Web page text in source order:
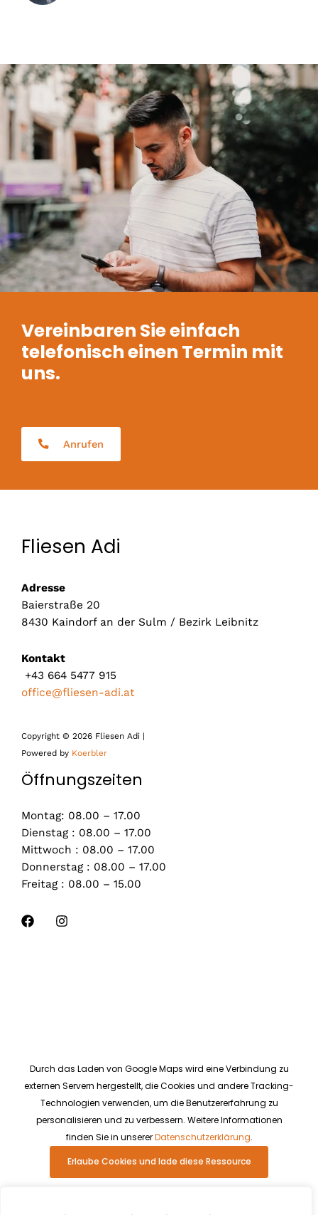
Vereinbaren Sie einfach
telefonisch einen Termin mit
uns.
Anrufen
Fliesen Adi
Adresse
Baierstraße 20
8430 Kaindorf an der Sulm / Bezirk Leibnitz
Kontakt
+43 664 5477 915
office@fliesen-adi.at
Copyright © 2026 Fliesen Adi |
Powered by Koerbler
Öffnungszeiten
Montag: 08.00 – 17.00
Dienstag : 08.00 – 17.00
Mittwoch : 08.00 – 17.00
Donnerstag : 08.00 – 17.00
Freitag : 08.00 – 15.00
Durch das Laden von Google Maps wird eine Verbindung zu
externen Servern hergestellt, die Cookies und andere Tracking-
Technologien verwenden, um die Benutzererfahrung zu
personalisieren und zu verbessern. Weitere Informationen
finden Sie in unsererDatenschutzerklärung.
Erlaube Cookies und lade diese Ressource